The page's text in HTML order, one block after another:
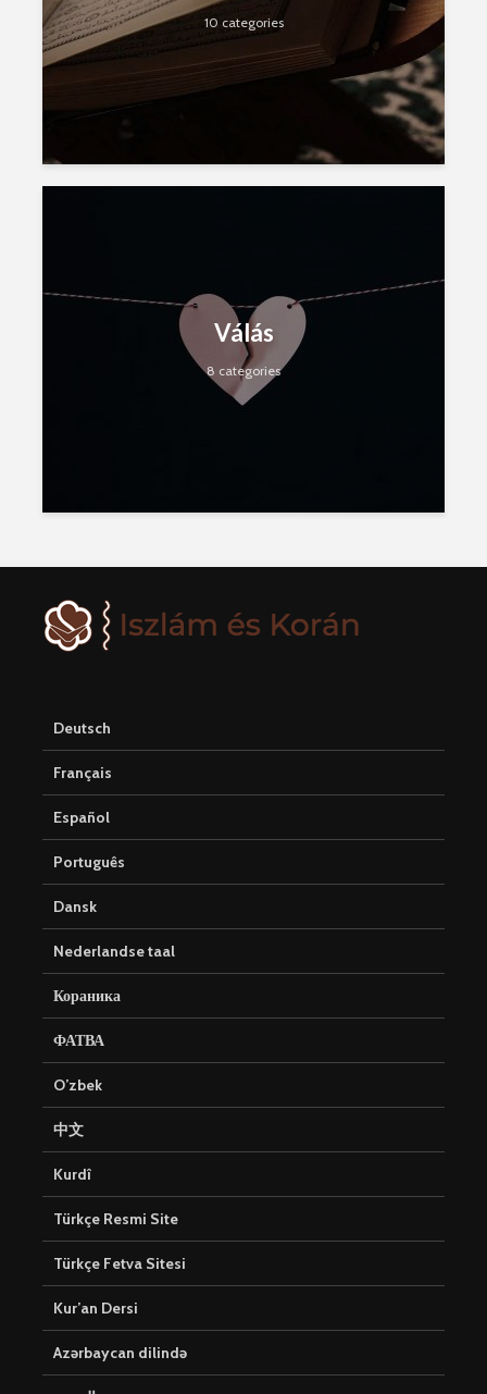
10 categories
Válás
8 categories
Deutsch
Français
Español
Português
Dansk
Nederlandse taal
Кораника
ФАТВА
O’zbek
中文
Kurdî
Türkçe Resmi Site
Türkçe Fetva Sitesi
Kur’an Dersi
Azərbaycan dilində